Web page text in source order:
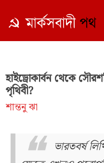
হাইড্রোকার্বন থেকে
পৃথিবী?
শান্তনু ঝা
ভারতবর্ষ